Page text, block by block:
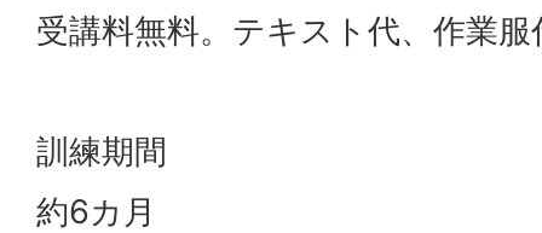
受講料無料。テキスト代、作業服
訓練期間
約6カ月